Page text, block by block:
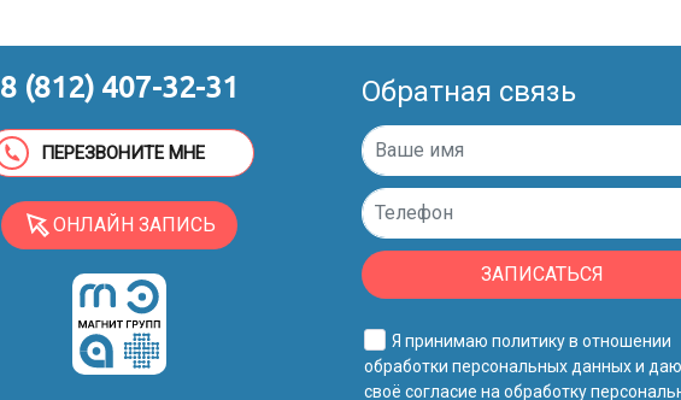
8 (812) 407-32-31
ПЕРЕЗВОНИТЕ МНЕ
ОНЛАЙН ЗАПИСЬ
Обратная связь
ЗАПИСАТЬСЯ
Я принимаюполитику в отношении
обработки персональных данныхи даю
своёсогласие на обработку